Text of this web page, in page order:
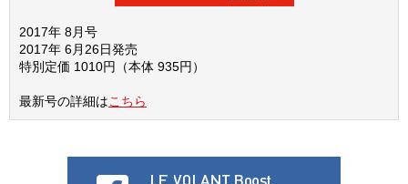
2017年 8月号
2017年 6月26日発売
特別定価 1010円（本体 935円）
最新号の詳細はこちら